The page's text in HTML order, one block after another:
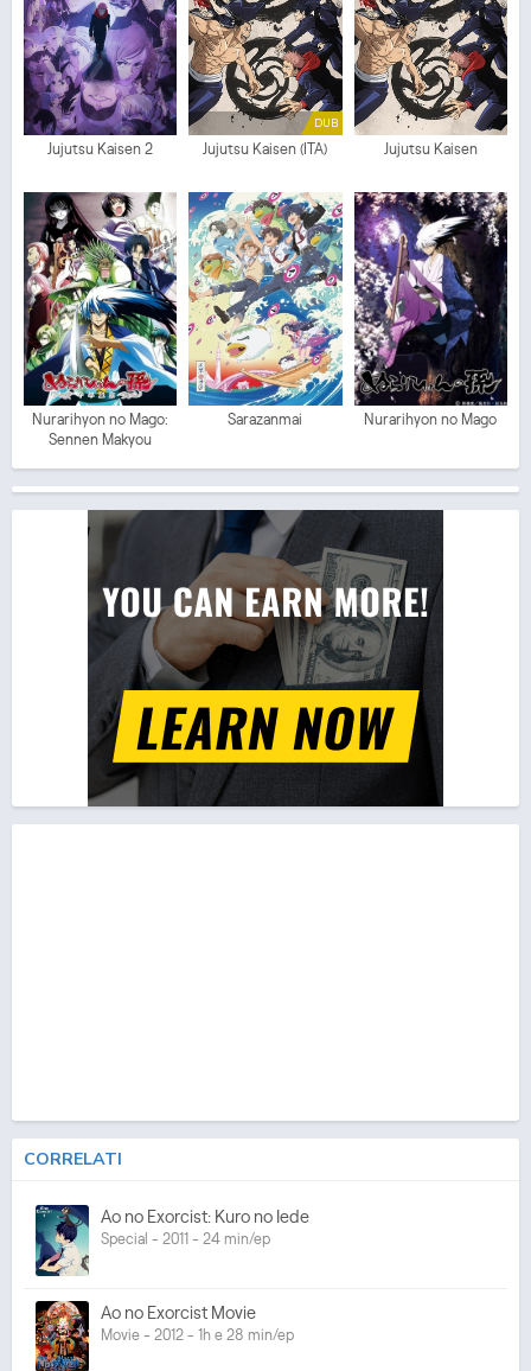
Jujutsu Kaisen 2
DUB
Jujutsu Kaisen (ITA) Jujutsu Kaisen
Nurarihyon no Mago:
Sennen Makyou
Sarazanmai Nurarihyon no Mago
CORRELATI
Ao no Exorcist: Kuro no Iede
Special - 2011 - 24 min/ep
Ao no Exorcist Movie
Movie - 2012 - 1h e 28 min/ep